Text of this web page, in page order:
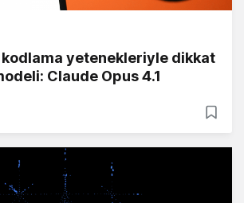
yetenekleriyle dikkat
Claude Opus 4.1